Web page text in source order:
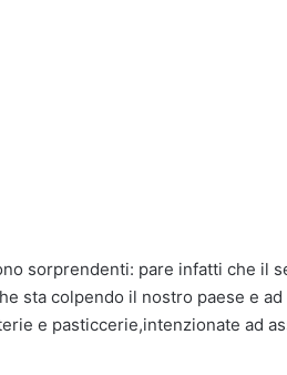
sorprendenti: pare infatti che il
sta colpendo il nostro paese e ad
e pasticcerie,intenzionate ad